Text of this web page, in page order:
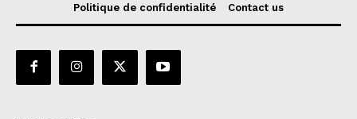
Politique de confidentialité
Contact us